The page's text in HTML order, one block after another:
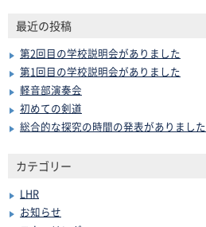
最近の投稿
第2回目の学校説明会がありました
第1回目の学校説明会がありました
軽音部演奏会
初めての剣道
総合的な探究の時間の発表がありました
カテゴリー
LHR
お知らせ